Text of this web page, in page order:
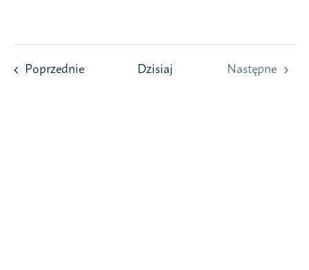
PoprzednieWydarzeniaDzisiaj
Następne